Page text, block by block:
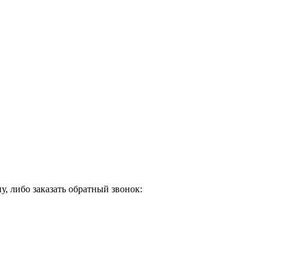
либо заказать обратный звонок: